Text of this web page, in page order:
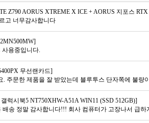
Z790 AORUS XTREME X ICE + AORUS 지포스
고 너무감사합니다
사용중입니다.
무선랜카드]
. 주문한 제품을 잘 받았는데 블루투스 단자쪽에 불량
럭시북5 NT750XHW-A51A WIN11 (SSD 512GB)]